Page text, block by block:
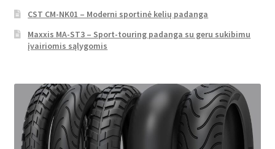
CST CM-NK01 – Moderni sportinė kelių padanga
Maxxis MA-ST3 – Sport-touring padanga su geru sukibimu
įvairiomis sąlygomis